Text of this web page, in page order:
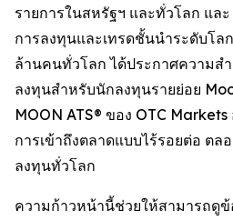
รายการในสหรัฐฯ และทั่วโลก แล
การลงทุนและเทรดชั้นนำระดับโล
ล้านคนทั่วโลก ได้ประกาศความส
ลงทุนสำหรับนักลงทุนรายย่อย
MOON ATS® ของ OTC
การเข้าถึงตลาดแบบไร้รอยต่อ ตล
ลงทุนทั่วโลก
ความก้าวหน้านี้ช่วยให้สามารถดู